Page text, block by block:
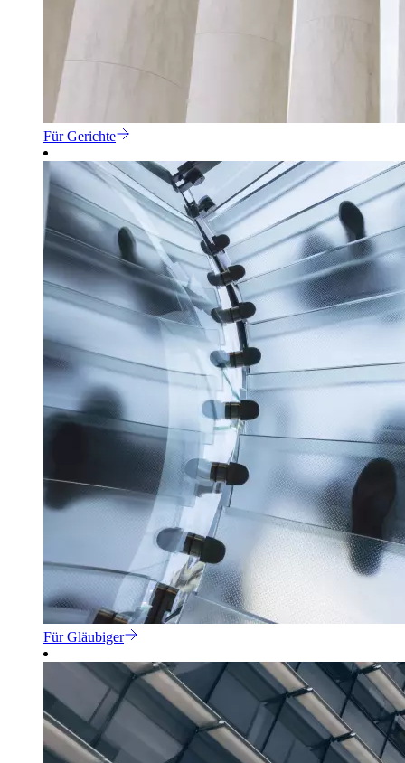
Für Gerichte
Für Gläubiger